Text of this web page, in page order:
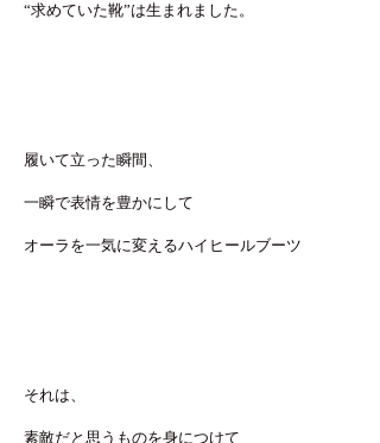
“求めていた靴”は生まれました。
履いて立った瞬間、
一瞬で表情を豊かにして
オーラを一気に変えるハイヒールブーツ
それは、
素敵だと思うものを身につけて